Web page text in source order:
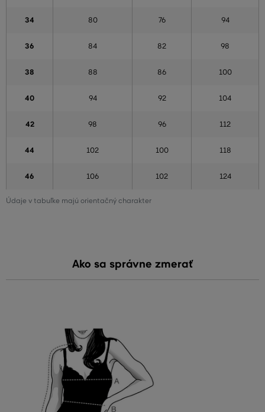
Údaje v tabuľke majú orientačný charakter
34 80 76 94
36 84 82 98
38 88 86 100
40 94 92 104
42 98 96 112
44 102 100 118
46 106 102 124
Ako sa správne zmerať